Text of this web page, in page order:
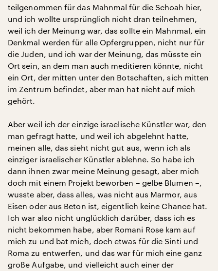
teilgenommen für das Mahnmal für die Schoah hier,
und ich wollte ursprünglich nicht dran teilnehmen,
weil ich der Meinung war, das sollte ein Mahnmal, ein
Denkmal werden für alle Opfergruppen, nicht nur für
die Juden, und ich war der Meinung, das müsste ein
Ort sein, an dem man auch meditieren könnte, nicht
ein Ort, der mitten unter den Botschaften, sich mitten
im Zentrum befindet, aber man hat nicht auf mich
gehört.
Aber weil ich der einzige israelische Künstler war, den
man gefragt hatte, und weil ich abgelehnt hatte,
meinen alle, das sieht nicht gut aus, wenn ich als
einziger israelischer Künstler ablehne. So habe ich
dann ihnen zwar meine Meinung gesagt, aber mich
doch mit einem Projekt beworben – gelbe Blumen –,
wusste aber, dass alles, was nicht aus Marmor, aus
Eisen oder aus Beton ist, eigentlich keine Chance hat.
Ich war also nicht unglücklich darüber, dass ich es
nicht bekommen habe, aber Romani Rose kam auf
mich zu und bat mich, doch etwas für die Sinti und
Roma zu entwerfen, und das war für mich eine ganz
große Aufgabe, und vielleicht auch einer der